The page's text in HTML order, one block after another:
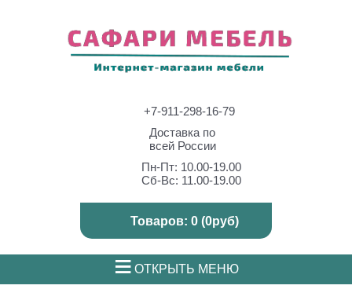
+7-911-298-16-79
Доставка по
всей России
Пн-Пт: 10.00-19.00
Сб-Вс: 11.00-19.00
Товаров: 0 (0руб)
≡ ОТКРЫТЬ МЕНЮ